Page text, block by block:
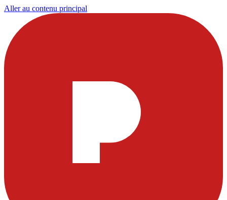
Aller au contenu principal